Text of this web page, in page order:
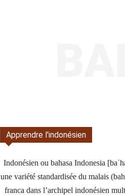
Apprendre l'indonésien
Indonésien ou bahasa Indonesia
une variété standardisée du malais
franca dans l’archipel indonésien